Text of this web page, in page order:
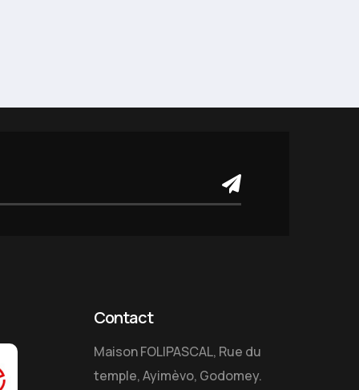
Contact
Maison FOLIPASCAL, Rue du
temple, Ayimèvo, Godomey.